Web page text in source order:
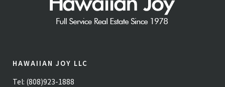
HAWAIIAN JOY LLC
Tel: (808)923-1888